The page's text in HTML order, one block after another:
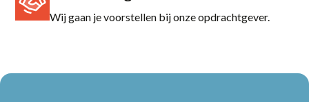
Wij gaan je voorstellen bij onze opdrachtgever.